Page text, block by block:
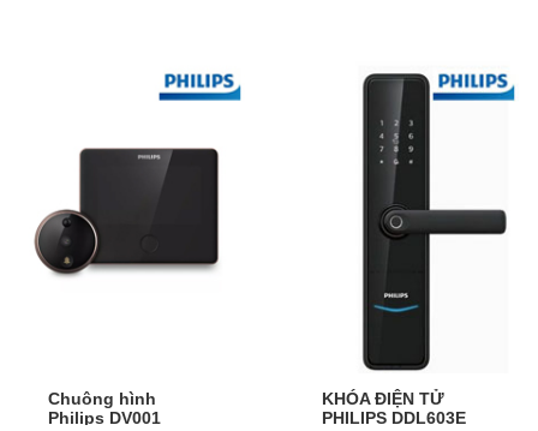
Chuông hình
Philips DV001
KHÓA ĐIỆN TỬ
PHILIPS DDL603E